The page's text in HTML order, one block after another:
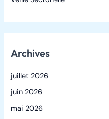
Archives
juillet 2026
juin 2026
mai 2026